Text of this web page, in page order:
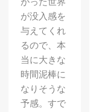
が没入感を
与えてくれ
るので、本
当に大きな
時間泥棒に
なりそうな
予感。すで